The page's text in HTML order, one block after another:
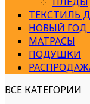
ТЕКСТИЛЬ
НОВЫЙ
МАТРАСЫ
ПОДУШКИ
ВСЕ КАТЕГОРИИ